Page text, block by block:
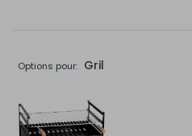
Options pour: Gril